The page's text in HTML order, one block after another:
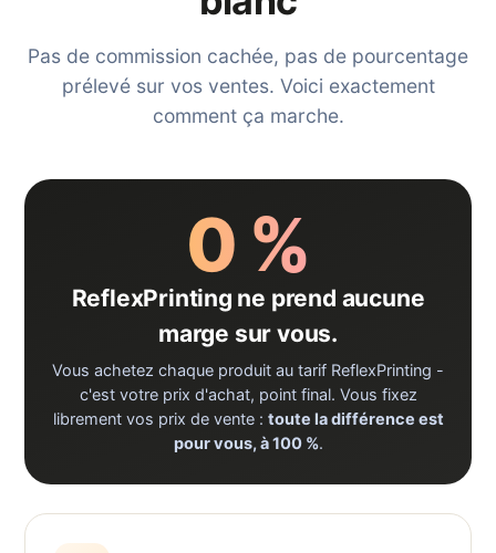
Pas de commission cachée, pas de pourcentage
prélevé sur vos ventes. Voici exactement
comment ça marche.
0 %
ReflexPrinting ne prend aucune
marge sur vous.
Vous achetez chaque produit au tarif ReflexPrinting -
c'est votre prix d'achat, point final. Vous fixez
librement vos prix de vente : toute la différence est
pour vous, à 100 %.